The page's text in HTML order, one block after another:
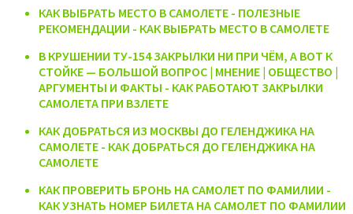
КАК ВЫБРАТЬ МЕСТО В САМОЛЕТЕ - ПОЛЕЗНЫЕ
РЕКОМЕНДАЦИИ - КАК ВЫБРАТЬ МЕСТО В САМОЛЕТЕ
В КРУШЕНИИ ТУ-154 ЗАКРЫЛКИ НИ ПРИ ЧЁМ, А ВОТ К
СТОЙКЕ — БОЛЬШОЙ ВОПРОС | МНЕНИЕ | ОБЩЕСТВО |
АРГУМЕНТЫ И ФАКТЫ - КАК РАБОТАЮТ ЗАКРЫЛКИ
САМОЛЕТА ПРИ ВЗЛЕТЕ
КАК ДОБРАТЬСЯ ИЗ МОСКВЫ ДО ГЕЛЕНДЖИКА НА
САМОЛЕТЕ - КАК ДОБРАТЬСЯ ДО ГЕЛЕНДЖИКА НА
САМОЛЕТЕ
КАК ПРОВЕРИТЬ БРОНЬ НА САМОЛЕТ ПО ФАМИЛИИ -
КАК УЗНАТЬ НОМЕР БИЛЕТА НА САМОЛЕТ ПО ФАМИЛИИ